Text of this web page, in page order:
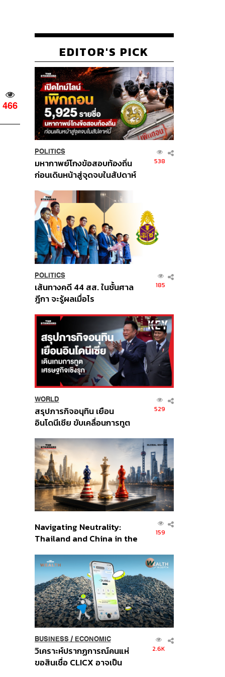
466
EDITOR'S PICK
POLITICS
มหากาพย์โกงข้อสอบท้องถิ่น
ก่อนเดินหน้าสู่จุดจบในสัปดาห์
538
POLITICS
เส้นทางคดี 44 สส. ในชั้นศาล
ฎีกา จะรู้ผลเมื่อไร
185
WORLD
สรุปภารกิจอนุทิน เยือน
อินโดนีเซีย ขับเคลื่อนการทูต
ส่วนยุทธศาสตร์ไทย –
อินโดนีเซีย
529
Navigating Neutrality:
Thailand and China in the
Order
159
BUSINESS/ ECONOMIC
วิเคราะห์ปรากฏการณ์คนแห่
ขอสินเชื่อ CLICX อาจเป็น
2.6K